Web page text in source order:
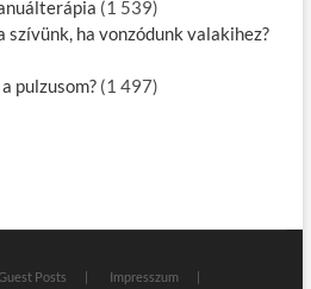
(1 539)
ha vonzódunk valakihez?
pulzusom? (1 497)
Posts Impresszum